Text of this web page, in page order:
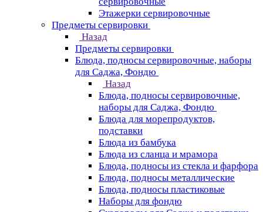
Этажерки сервировочные
Предметы сервировки
Назад
Предметы сервировки
Блюда, подносы сервировочные, наборы
для Саджа, Фондю
Назад
Блюда, подносы сервировочные,
наборы для Саджа, Фондю
Блюда для морепродуктов,
подставки
Блюда из бамбука
Блюда из сланца и мрамора
Блюда, подносы из стекла и фарфора
Блюда, подносы металлические
Блюда, подносы пластиковые
Наборы для фондю